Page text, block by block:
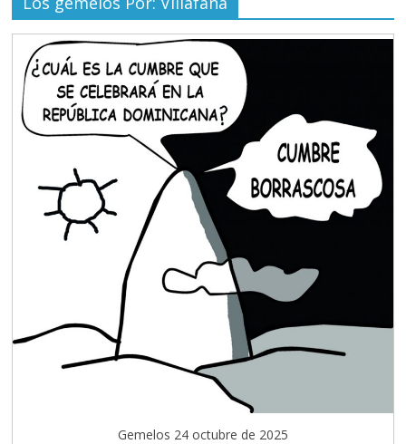
Gemelos 24 octubre de 2025